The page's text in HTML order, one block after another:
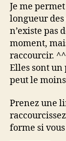
Je me
longueur
n’existe pas
moment,
raccourcir. ^^
Elles sont un
peut le
Prenez une
forme si